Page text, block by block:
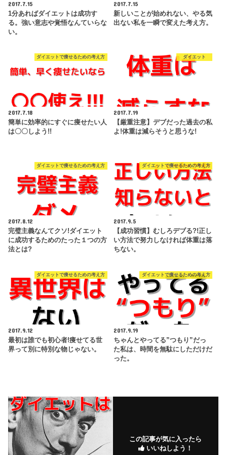
2017.7.15
1分あればダイエットは成功す
る。強い意志や覚悟なんていらな
い。
2017.7.15
新しいことが始めれない、やる気
出ない私を一瞬で変えた考え方。
ダイエットで痩せるための考え方
2017.7.18
簡単に効率的にすぐに痩せたい人
は〇〇しよう!!
ダイエット
2017.7.19
【厳重注意】デブだった過去の私
よ!体重は減らそうと思うな!
ダイエットで痩せるための考え方
2017.8.12
完璧主義なんてクソ!ダイエット
に成功するためのたった１つの方
法とは?
ダイエットで痩せるための考え方
2017.9.5
【成功習慣】むしろデブる?!正し
い方法で努力しなければ体重は落
ちない。
ダイエットで痩せるための考え方
2017.9.12
最初は誰でも初心者!痩せてる世
界って別に特別な物じゃない。
ダイエットで痩せるための考え方
2017.9.19
ちゃんとやってる”つもり”だっ
た私は、時間を無駄にしただけだ
った。
この記事が気に入ったら
いいねしよう！